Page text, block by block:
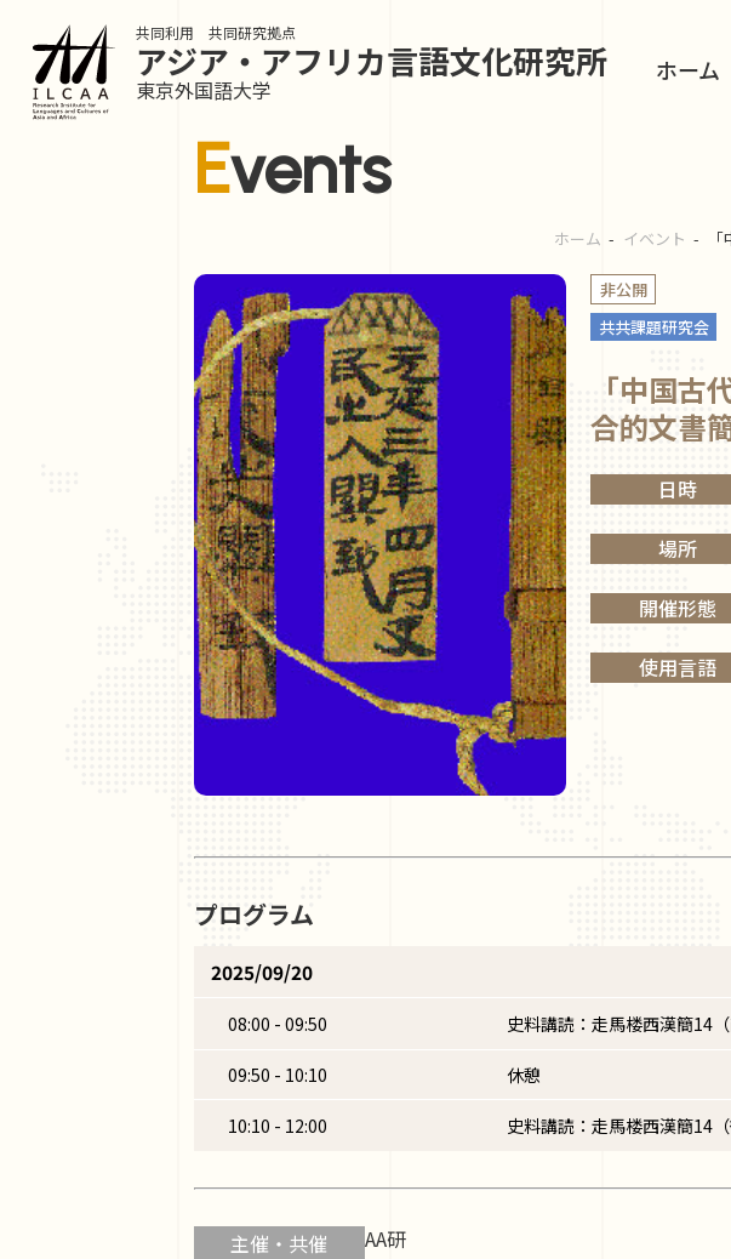
共同利用 共同研究拠点
アジア・アフリカ言語文化研究所
東京外国語大学
ホーム
Events
ホーム イベント
非公開
共共課題研究会
「中国
合的⽂書
日時
場所
開催形態
使用言語
プログラム
2025/09/20
08:00 - 09:50 史料講読：走馬楼西漢簡14（
09:50 - 10:10 休憩
10:10 - 12:00 史料講読：走馬楼西漢簡14（
主催・共催 AA研